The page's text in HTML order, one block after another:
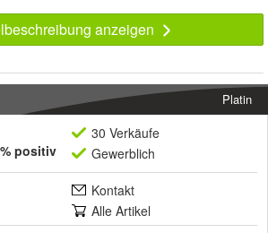
anzeigen
Platin
positiv
30 Verkäufe
Gewerblich
Kontakt
Alle Artikel